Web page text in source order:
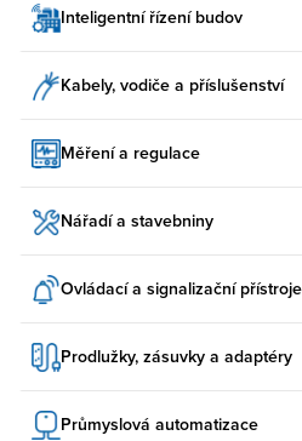
Inteligentní řízení budov
Kabely, vodiče a příslušenství
Měření a regulace
Nářadí a stavebniny
Ovládací a signalizační přístroje
Prodlužky, zásuvky a adaptéry
Průmyslová automatizace